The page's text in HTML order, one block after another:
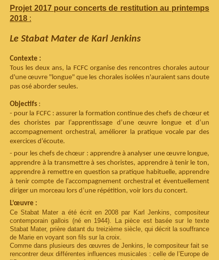
Projet 2017 pour concerts de restitution au printemps
2018 :
Le Stabat Mater de Karl Jenkins
Contexte :
Tous les deux ans, la FCFC organise des rencontres chorales autour
d'une œuvre "longue" que les chorales isolées n'auraient sans doute
pas osé aborder seules.
Objectifs :
- pour la FCFC : assurer la formation continue des chefs de chœur et
des choristes par l’apprentissage d’une œuvre longue et d’un
accompagnement orchestral, améliorer la pratique vocale par des
exercices d’écoute.
- pour les chefs de chœur : apprendre à analyser une œuvre longue,
apprendre à la transmettre à ses choristes, apprendre à tenir le ton,
apprendre à remettre en question sa pratique habituelle, apprendre
à tenir compte de l’accompagnement orchestral et éventuellement
diriger un morceau lors d’une répétition, voir lors du concert.
L’œuvre :
Ce Stabat Mater a été écrit en 2008 par Karl Jenkins, compositeur
contemporain gallois (né en 1944). La pièce est basée sur le texte
Stabat Mater, prière datant du treizième siècle, qui décrit la souffrance
de Marie en voyant son fils sur la croix.
Comme dans plusieurs des œuvres de Jenkins, le compositeur fait se
rencontrer deux différentes influences musicales : celle de l’Europe de